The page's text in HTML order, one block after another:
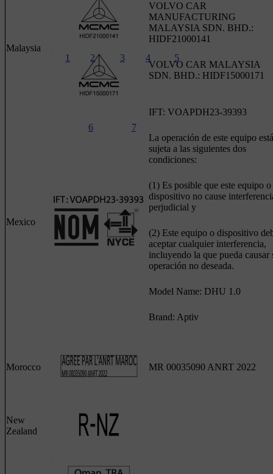
Malaysia
VOLVO CAR
MANUFACTURING
MALAYSIA SDN. BHD.:
HIDF21000141
VOLVO CAR MALAYSIA
SDN. BHD.: HIDF15000171
Mexico
IFT: VOAPDH23-39393
La operación de este equipo está
sujeta a las siguientes dos
condiciones:
(1) Es posible que este equipo o
dispositivo no cause
perjudicial y
(2) Este equipo o dispositivo
aceptar cualquier interferencia,
incluyendo la que pueda causar
operación no deseada.
Model Name: DHU 1.0
Brand: Aptiv
Morocco MR 00035090 ANRT 2022
New
Zealand
5
2 4
1 3
6 7